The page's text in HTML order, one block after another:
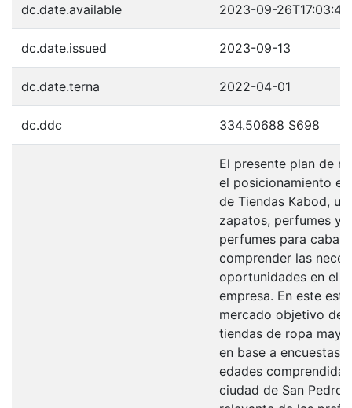
dc.date.available 2023-09-
dc.date.issued 2023-09-13
dc.date.terna 2022-04-01
dc.ddc 334.50688 S698
El presente plan de
el posicionamiento e
de Tiendas Kabod,
zapatos, perfumes y
perfumes para
comprender las
oportunidades en el
empresa. En este
mercado objetivo de
tiendas de ropa
en base a encuestas
edades
ciudad de San Pedro